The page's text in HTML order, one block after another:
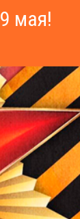
мая!